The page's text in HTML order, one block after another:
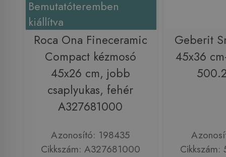
Bemutatóteremben
kiállítva
Roca Ona Fineceramic
Compact kézmosó
45x26 cm, jobb
csaplyukas, fehér
A327681000
Azonosító: 198435
Cikkszám: A327681000
Geberit
45x36